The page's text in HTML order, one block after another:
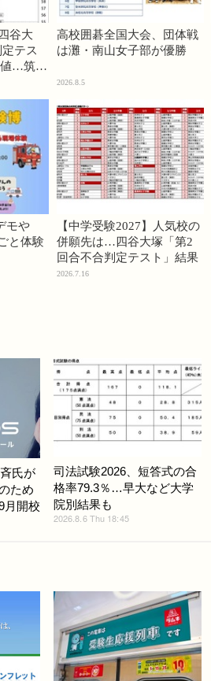
谷大
テス
値…筑駒
高校囲碁全国大会、団体戦
は灘・南山女子部が優勝
2026.8.5
モや
と体験
【中学受験2027】人気校の
併願先は…四谷大塚「第2
回合不合判定テスト」結果
2026.7.16
氏が
ため
月開校
司法試験2026、短答式の合
格率79.3％…早大など大学
院別結果も
2026.8.6 Thu 18:45